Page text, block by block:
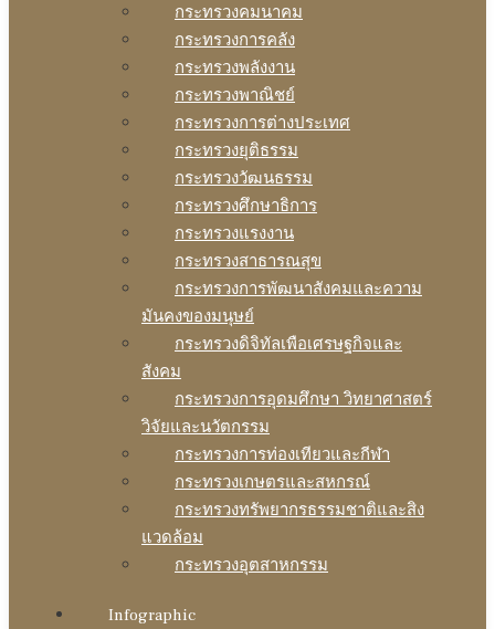
กระทรวงคมนาคม
กระทรวงการคลัง
กระทรวงพลังงาน
กระทรวงพาณิชย์
กระทรวงการต่างประเทศ
กระทรวงยุติธรรม
กระทรวงวัฒนธรรม
กระทรวงศึกษาธิการ
กระทรวงแรงงาน
กระทรวงสาธารณสุข
กระทรวงการพัฒนาสังคมและความ
มันคงของมนุษย์
กระทรวงดิจิทัลเพือเศรษฐกิจและ
สังคม
กระทรวงการอุดมศึกษา วิทยาศาสตร์
วิจัยและนวัตกรรม
กระทรวงการท่องเทียวและกีฬา
กระทรวงเกษตรและสหกรณ์
กระทรวงทรัพยากรธรรมชาติและสิง
แวดล้อม
กระทรวงอุตสาหกรรม
Infographic